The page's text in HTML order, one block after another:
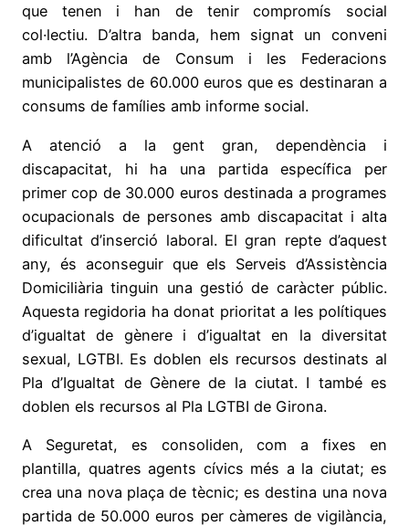
que tenen i han de tenir compromís social
col·lectiu. D’altra banda, hem signat un conveni
amb l’Agència de Consum i les Federacions
municipalistes de 60.000 euros que es destinaran a
consums de famílies amb informe social.
A atenció a la gent gran, dependència i
discapacitat, hi ha una partida específica per
primer cop de 30.000 euros destinada a programes
ocupacionals de persones amb discapacitat i alta
dificultat d’inserció laboral. El gran repte d’aquest
any, és aconseguir que els Serveis d’Assistència
Domiciliària tinguin una gestió de caràcter públic.
Aquesta regidoria ha donat prioritat a les polítiques
d’igualtat de gènere i d’igualtat en la diversitat
sexual, LGTBI. Es doblen els recursos destinats al
Pla d’Igualtat de Gènere de la ciutat. I també es
doblen els recursos al Pla LGTBI de Girona.
A Seguretat, es consoliden, com a fixes en
plantilla, quatres agents cívics més a la ciutat; es
crea una nova plaça de tècnic; es destina una nova
partida de 50.000 euros per càmeres de vigilància,